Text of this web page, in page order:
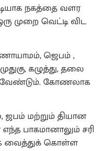
நகத்தை வளர
முறை வெட்டி விட
ஜெபம் ,
கழுத்து, தலை
வேண்டும். கோணலாக
ஜபம் மற்றும் தியான
பாகமானாலும் சரி
வைத்துக் கொள்ள